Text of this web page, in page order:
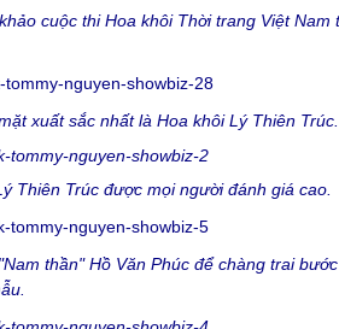
cuộc thi Hoa khôi Thời trang Việt Nam
xuất sắc nhất là Hoa khôi Lý Thiên Trúc.
Thiên Trúc được mọi người đánh giá cao.
thần" Hồ Văn Phúc để chàng trai